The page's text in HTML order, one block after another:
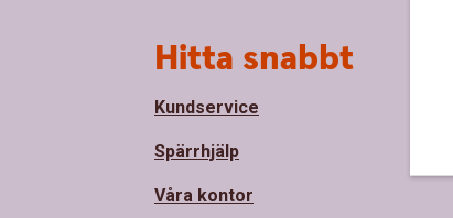
Hitta snabbt
Kundservice
Spärrhjälp
Våra kontor